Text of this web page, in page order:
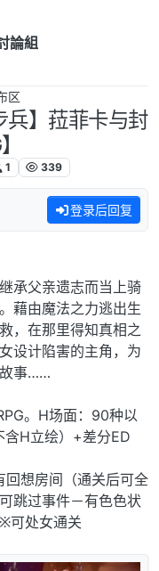
論組
区
兵】菈菲卡与封
1 339
登录后回复
承父亲遗志而当上骑
藉由魔法之力逃出生
，在那里得知真相之
设计陷害的主角，为
故事……
。H场面：90种以
含H立绘）+差分ED
回想房间（通关后可全
跳过事件－有色色状
可处女通关